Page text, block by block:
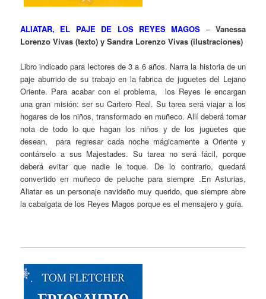
ALIATAR, EL PAJE DE LOS REYES MAGOS – Vanessa
Lorenzo Vivas (texto) y Sandra Lorenzo Vivas (ilustraciones)
Libro indicado para lectores de 3 a 6 años. Narra la historia de un
paje aburrido de su trabajo en la fabrica de juguetes del Lejano
Oriente. Para acabar con el problema, los Reyes le encargan
una gran misión: ser su Cartero Real. Su tarea será viajar a los
hogares de los niños, transformado en muñeco. Allí deberá tomar
nota de todo lo que hagan los niños y de los juguetes que
desean, para regresar cada noche mágicamente a Oriente y
contárselo a sus Majestades. Su tarea no será fácil, porque
deberá evitar que nadie le toque. De lo contrario, quedará
convertido en muñeco de peluche para siempre .En Asturias,
Aliatar es un personaje navideño muy querido, que siempre abre
la cabalgata de los Reyes Magos porque es el mensajero y guía.